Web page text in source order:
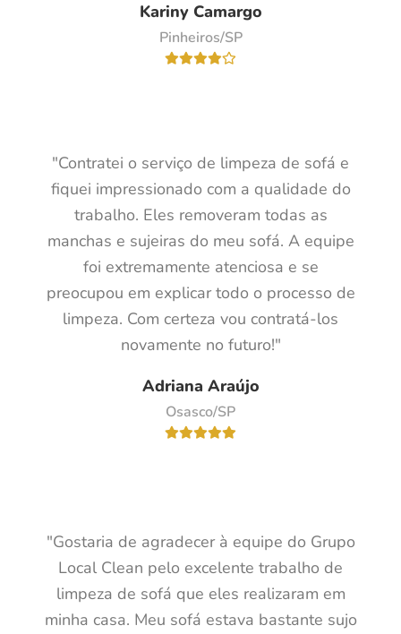
Kariny Camargo
Pinheiros/SP
"Contratei o serviço de limpeza de sofá e
fiquei impressionado com a qualidade do
trabalho. Eles removeram todas as
manchas e sujeiras do meu sofá. A equipe
foi extremamente atenciosa e se
preocupou em explicar todo o processo de
limpeza. Com certeza vou contratá-los
novamente no futuro!"
Adriana Araújo
Osasco/SP
"Gostaria de agradecer à equipe do Grupo
Local Clean pelo excelente trabalho de
limpeza de sofá que eles realizaram em
minha casa. Meu sofá estava bastante sujo